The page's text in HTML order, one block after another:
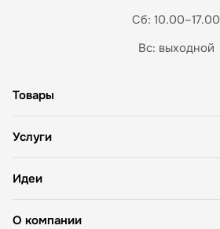
Сб: 10.00–17.00
Вс: выходной
О компании
Товары
Услуги
Идеи